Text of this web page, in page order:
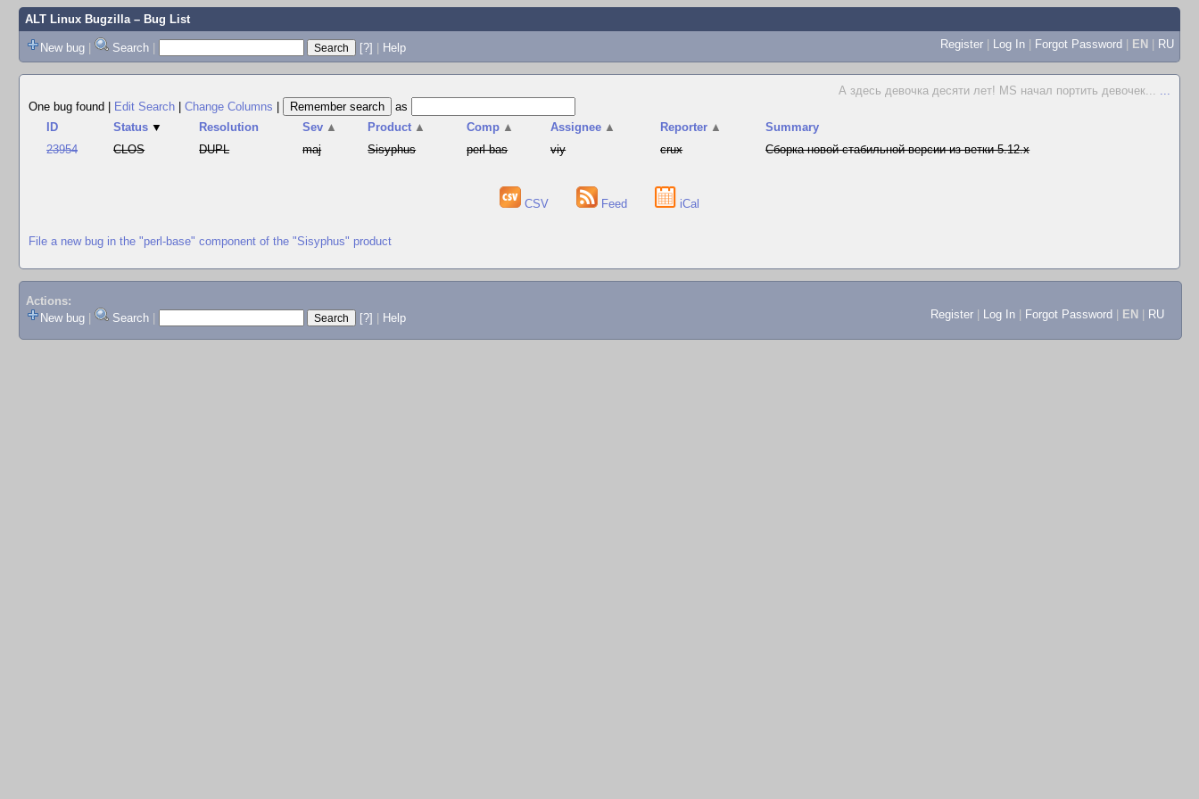
ALT Linux Bugzilla– Bug List
New bug | Search | [?] | Help Register | Log In | Forgot Password | EN | RU
А здесь девочка десяти лет! MS начал портить девочек... ...
One bug found
Edit Search Change Columns
as
ID
Status ▼ Resolution Sev ▲ Product ▲ Comp ▲ Assignee ▲ Reporter ▲
Summary
23954
CLOS DUPL maj Sisyphus perl-bas viy crux Сборка новой стабильной версии из ветки 5.12.x
CSV Feed iCal
File a new bug in the "perl-base" component of the "Sisyphus" product
Actions:
New bug
Search [?] Help Register Log In Forgot Password EN RU